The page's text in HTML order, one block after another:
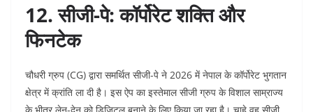
12. सीजी-पे: कॉर्पोरेट शक्ति और
फिनटेक
चौधरी ग्रुप (CG) द्वारा समर्थित सीजी-पे ने 2026 में नेपाल के कॉर्पोरेट भुगतान
क्षेत्र में क्रांति ला दी है। इस ऐप का इस्तेमाल सीजी ग्रुप के विशाल साम्राज्य
के भीतर लेन-देन को डिजिटल बनाने के लिए किया जा रहा है। चाहे वह सीजी